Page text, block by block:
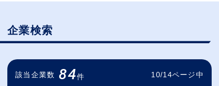
企業検索
該当企業数 84件 10/14ページ中